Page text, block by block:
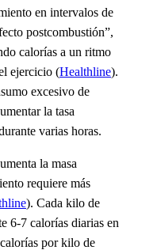
en intervalos de
postcombustión”,
calorías a un ritmo
ejercicio (Healthline).
excesivo de
la tasa
varias horas.
la masa
requiere más
). Cada kilo de
6-7 calorías diarias en
por kilo de